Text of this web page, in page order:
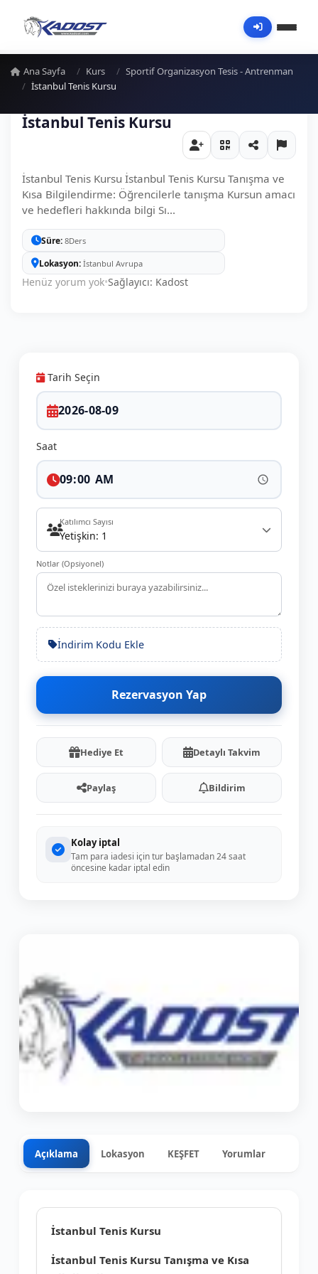
Ana Sayfa Kurs
Sportif Organizasyon Tesis - Antrenman
İstanbul Tenis Kursu
İstanbul Tenis Kursu
İstanbul Tenis Kursu İstanbul Tenis Kursu Tanışma ve
Kısa Bilgilendirme: Öğrencilerle tanışma Kursun amacı
ve hedefleri hakkında bilgi Sı...
Süre 8Ders
Lokasyon İstanbul Avrupa
Henüz yorum yok•Sağlayıcı: Kadost
Açıklama Lokasyon KEŞFET Yorumlar
İstanbul Tenis Kursu
İstanbul Tenis Kursu Tanışma ve Kısa
Tarih Seçin
Saat
Katılımcı Sayısı
Yetişkin: 1
Notlar (Opsiyonel)
İndirim Kodu Ekle
Rezervasyon Yap
Hediye Et Detaylı Takvim
Paylaş Bildirim
Kolay iptal
Tam para iadesi için tur başlamadan 24 saat
öncesine kadar iptal edin